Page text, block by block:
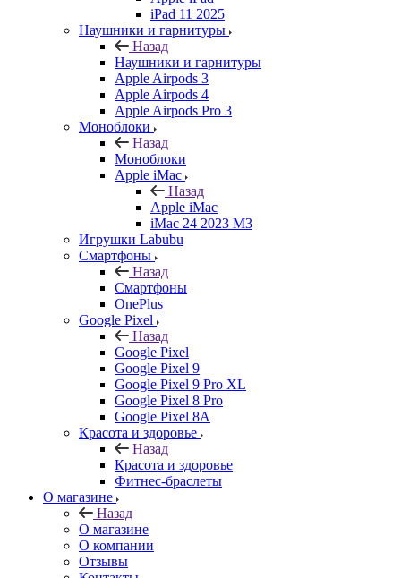
iPad 11 2025
Наушники и гарнитуры
Назад
Наушники и гарнитуры
Apple Airpods 3
Apple Airpods 4
Apple Airpods Pro 3
Моноблоки
Назад
Моноблоки
Apple iMac
Назад
Apple iMac
iMac 24 2023 M3
Игрушки Labubu
Смартфоны
Назад
Смартфоны
OnePlus
Google Pixel
Назад
Google Pixel
Google Pixel 9
Google Pixel 9 Pro XL
Google Pixel 8 Pro
Google Pixel 8A
Красота и здоровье
Назад
Красота и здоровье
Фитнес-браслеты
О магазине
Назад
О магазине
О компании
Отзывы